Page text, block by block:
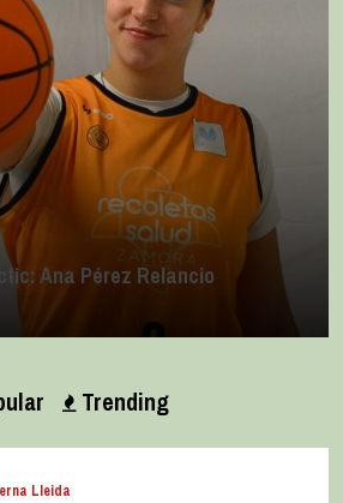
Ana Pérez Relancio
Trending
Lleida